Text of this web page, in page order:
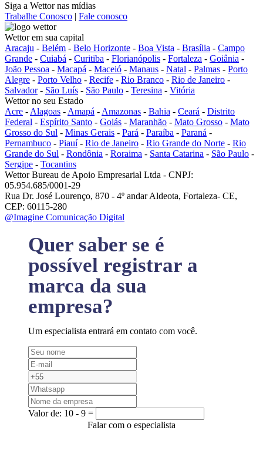
Siga a Wettor nas mídias
Trabalhe Conosco | Fale conosco
Wettor em sua capital
Aracaju - Belém - Belo Horizonte - Boa Vista - Brasília - Campo
Grande - Cuiabá - Curitiba - Florianópolis - Fortaleza - Goiânia -
João Pessoa - Macapá - Maceió - Manaus - Natal - Palmas - Porto
Alegre - Porto Velho - Recife - Rio Branco - Rio de Janeiro -
Salvador- São Luís - São Paulo - Teresina - Vitória
Wettor no seu Estado
Acre - Alagoas - Amapá - Amazonas - Bahia - Ceará - Distrito
Federal - Espírito Santo - Goiás - Maranhão - Mato Grosso - Mato
Grosso do Sul - Minas Gerais - Pará - Paraíba - Paraná -
Pernambuco - Piauí- Rio de Janeiro - Rio Grande do Norte - Rio
Grande do Sul - Rondônia - Roraima - Santa Catarina - São Paulo -
Sergipe - Tocantins
Wettor Bureau de Apoio Empresarial Ltda - CNPJ:
05.954.685/0001-29
Rua Dr. José Lourenço, 870 - 4º andar Aldeota, Fortaleza- CE,
CEP: 60115-280
@Imagine Comunicação Digital
Quer saber se é
possível registrar a
marca da sua
empresa?
Um especialista entrará em contato com você.
Valor de: 10 - 9 =
Falar com o especialista